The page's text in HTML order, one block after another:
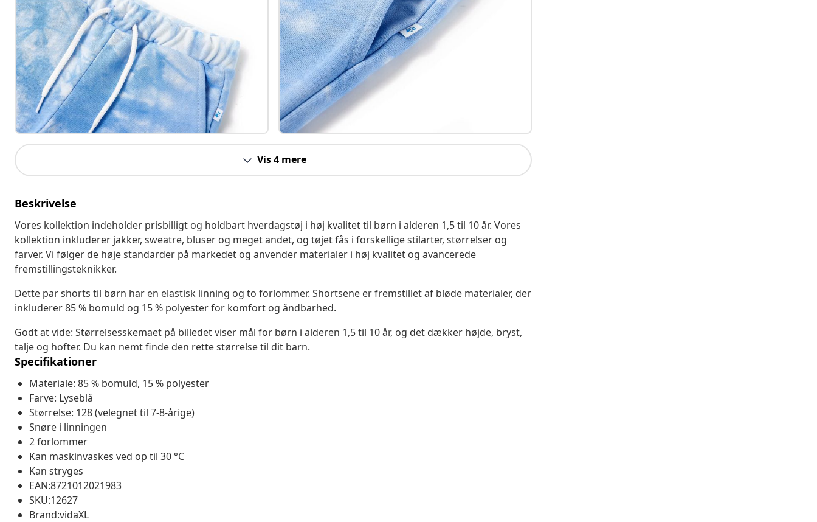
Vis 4 mere
Beskrivelse
Vores kollektion indeholder prisbilligt og holdbart hverdagstøj i høj kvalitet til børn i alderen 1,5 til 10 år. Vores
kollektion inkluderer jakker, sweatre, bluser og meget andet, og tøjet fås i forskellige stilarter, størrelser og
farver. Vi følger de høje standarder på markedet og anvender materialer i høj kvalitet og avancerede
fremstillingsteknikker.
Dette par shorts til børn har en elastisk linning og to forlommer. Shortsene er fremstillet af bløde materialer, der
inkluderer 85 % bomuld og 15 % polyester for komfort og åndbarhed.
Godt at vide: Størrelsesskemaet på billedet viser mål for børn i alderen 1,5 til 10 år, og det dækker højde, bryst,
talje og hofter. Du kan nemt finde den rette størrelse til dit barn.
Specifikationer
Materiale: 85 % bomuld, 15 % polyester
Farve: Lyseblå
Størrelse: 128 (velegnet til 7-8-årige)
Snøre i linningen
2 forlommer
Kan maskinvaskes ved op til 30 °C
Kan stryges
EAN:8721012021983
SKU:12627
Brand:vidaXL